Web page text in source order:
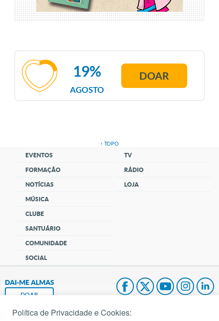
AGOSTO
19% DOAR
↑ TOPO
EVENTOS
FORMAÇÃO
NOTÍCIAS
MÚSICA
CLUBE
SANTUÁRIO
COMUNIDADE
SOCIAL
TV
RÁDIO
LOJA
DAI-ME ALMAS
DOAR
Fundação João Paulo II
Política de Privacidade e Cookies: